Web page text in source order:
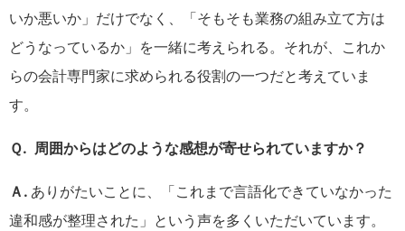
いか悪いか」だけでなく、「そもそも業務の組み立て方は
どうなっているか」を一緒に考えられる。それが、これか
らの会計専門家に求められる役割の一つだと考えていま
す。
Ｑ. 周囲からはどのような感想が寄せられていますか？
Ａ. ありがたいことに、「これまで言語化できていなかった
違和感が整理された」という声を多くいただいています。